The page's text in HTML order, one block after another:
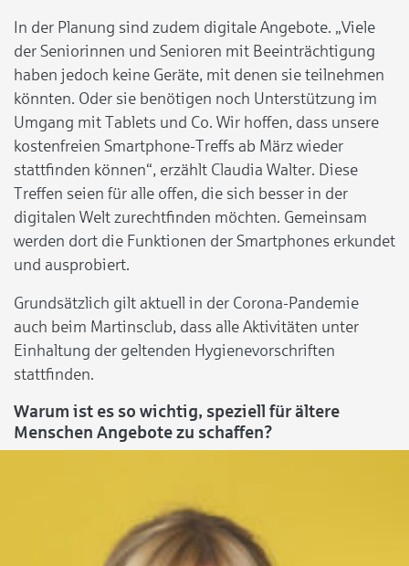
In der Planung sind zudem digitale Angebote. „Viele
der Seniorinnen und Senioren mit Beeinträchtigung
haben jedoch keine Geräte, mit denen sie teilnehmen
könnten. Oder sie benötigen noch Unterstützung im
Umgang mit Tablets und Co. Wir hoffen, dass unsere
kostenfreien Smartphone-Treffs ab März wieder
stattfinden können“, erzählt Claudia Walter. Diese
Treffen seien für alle offen, die sich besser in der
digitalen Welt zurechtfinden möchten. Gemeinsam
werden dort die Funktionen der Smartphones erkundet
und ausprobiert.
Grundsätzlich gilt aktuell in der Corona-Pandemie
auch beim Martinsclub, dass alle Aktivitäten unter
Einhaltung der geltenden Hygienevorschriften
stattfinden.
Warum ist es so wichtig, speziell fürältere
Menschen Angebote zu schaffen?